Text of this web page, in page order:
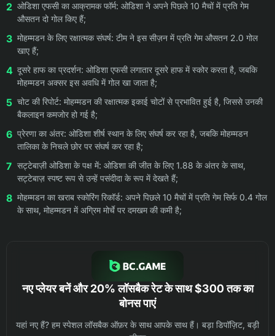
ओडिशा एफसी का आक्रामक फॉर्म: ओडिशा ने अपने पिछले 10 मैचों में प्रति गेम
औसतन दो गोल किए हैं;
मोहम्मडन के लिए रक्षात्मक संघर्ष: टीम ने इस सीज़न में प्रति गेम औसतन 2.0 गोल
खाए हैं;
दूसरे हाफ का प्रदर्शन: ओडिशा एफसी लगातार दूसरे हाफ में स्कोर करता है, जबकि
मोहम्मडन अक्सर इस अवधि में गोल खा जाता है;
चोट की रिपोर्ट: मोहम्मडन की रक्षात्मक इकाई चोटों से प्रभावित हुई है, जिससे उनकी
बैकलाइन कमजोर हो गई है;
प्रेरणा का अंतर: ओडिशा शीर्ष स्थान के लिए संघर्ष कर रहा है, जबकि मोहम्मडन
तालिका के निचले छोर पर संघर्ष कर रहा है;
सट्टेबाज़ी ओडिशा के पक्ष में: ओडिशा की जीत के लिए 1.88 के अंतर के साथ,
सट्टेबाज़ स्पष्ट रूप से उन्हें पसंदीदा के रूप में देखते हैं;
मोहम्मडन का खराब स्कोरिंग रिकॉर्ड: अपने पिछले 10 मैचों में प्रति गेम सिर्फ 0.4 गोल
के साथ, मोहम्मडन में अग्रिम मोर्चे पर दमखम की कमी है;
नए प्लेयर बनें और 20% लॉसबैक रेट के साथ $300 तक का
बोनस पाएं
यहां नए हैं? हम स्पेशल लॉसबैक ऑफ़र के साथ आपके साथ हैं। बड़ा डिपॉज़िट, बड़ी